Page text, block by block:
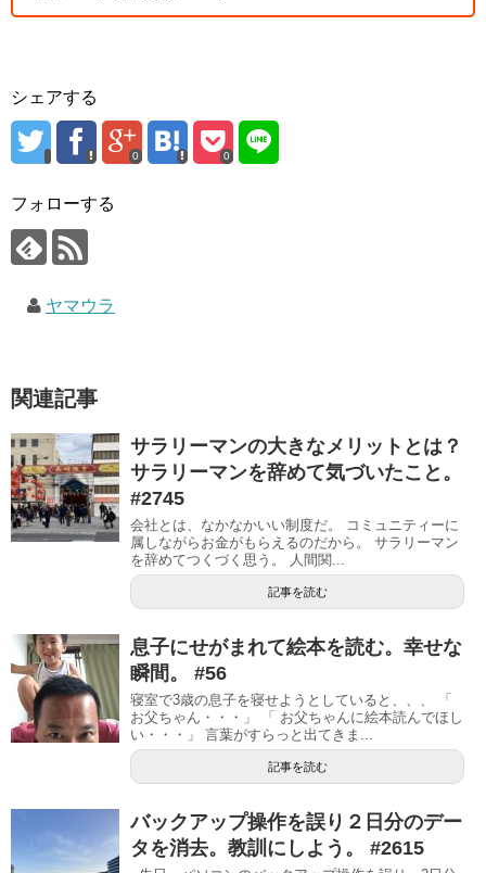
シェアする
0 0
フォローする
ヤマウラ
関連記事
サラリーマンの大きなメリットとは？
サラリーマンを辞めて気づいたこと。
#2745
会社とは、なかなかいい制度だ。 コミュニティーに
属しながらお金がもらえるのだから。 サラリーマン
を辞めてつくづく思う。 人間関...
記事を読む
息子にせがまれて絵本を読む。幸せな
瞬間。 #56
寝室で3歳の息子を寝せようとしていると、、、 「
お父ちゃん・・・」 「 お父ちゃんに絵本読んでほし
い・・・」 言葉がすらっと出てきま...
記事を読む
バックアップ操作を誤り２日分のデー
タを消去。教訓にしよう。 #2615